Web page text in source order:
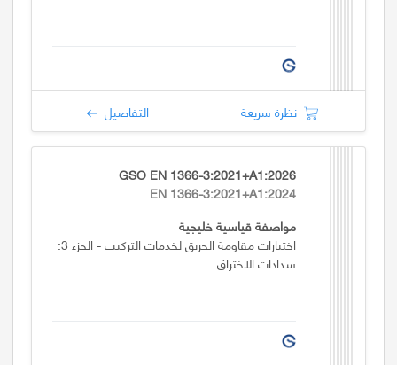
نظرة سريعة التفاصيل
GSO EN 1366-3:2021+A1:2026
EN 1366-3:2021+A1:2024
مواصفة قياسية خليجية
اختبارات مقاومة الحريق لخدمات التركيب - الجزء 3:
سدادات الاختراق